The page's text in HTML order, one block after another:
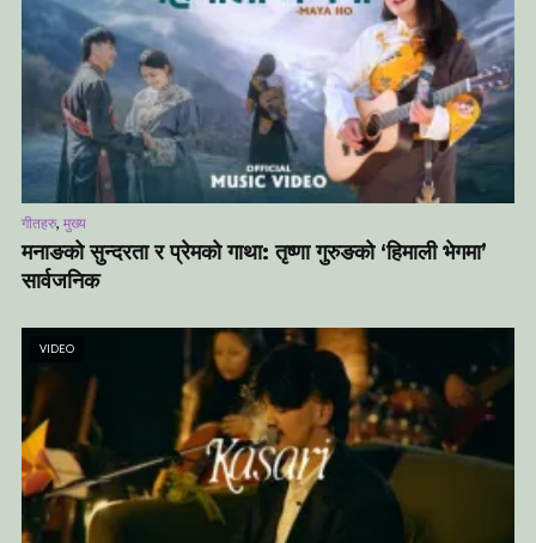
गीतहरु, मुख्य
मनाङको सुन्दरता र प्रेमको गाथा: तृष्णा गुरुङको ‘हिमाली भेगमा’
सार्वजनिक
VIDEO